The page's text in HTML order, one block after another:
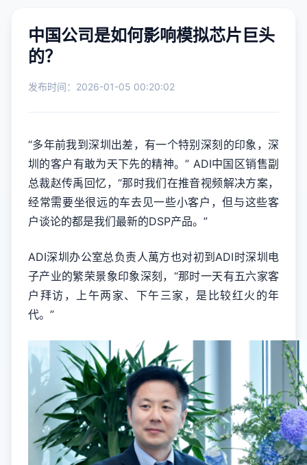
中国公司是如何影响模拟芯片巨头
的？
发布时间：2026-01-05 00:20:02
“多年前我到深圳出差，有一个特别深刻的印象，深
圳的客户有敢为天下先的精神。” ADI中国区销售副
总裁赵传禹回忆，“那时我们在推音视频解决方案，
经常需要坐很远的车去见一些小客户，但与这些客
户谈论的都是我们最新的DSP产品。”
ADI深圳办公室总负责人萬方也对初到ADI时深圳电
子产业的繁荣景象印象深刻，“那时一天有五六家客
户拜访，上午两家、下午三家，是比较红火的年
代。”